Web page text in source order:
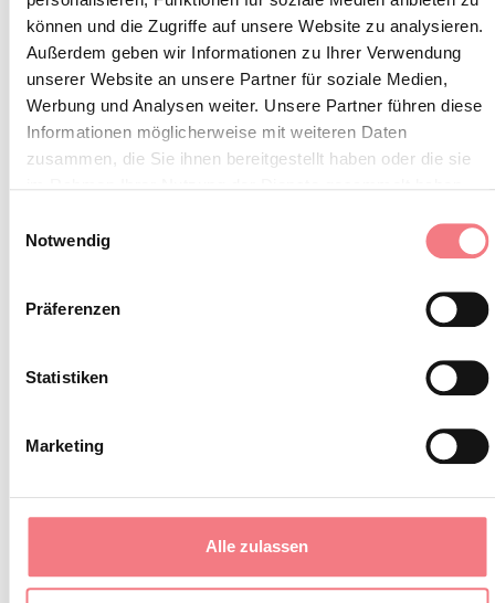
können und die Zugriffe auf unsere Website zu analysieren.
Außerdem geben wir Informationen zu Ihrer Verwendung
unserer Website an unsere Partner für soziale Medien,
Werbung und Analysen weiter. Unsere Partner führen diese
Informationen möglicherweise mit weiteren Daten
zusammen, die Sie ihnen bereitgestellt haben oder die sie
Notwendig
Präferenzen
Statistiken
Marketing
Alle zulassen
Umgebung, die Respekt erfordert:
Verbot von Blumenpflücken
Schwimmen verboten
Keine Lärmbelästigung
Hinterlassenschaften
eingesammelt werden
Den Weg nicht verlassen